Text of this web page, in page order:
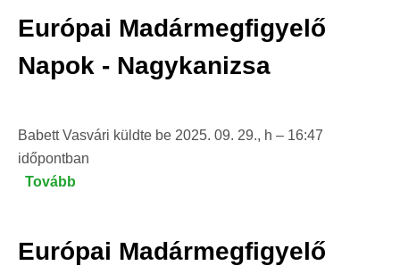
Európai Madármegfigyelő
Napok - Nagykanizsa
Babett Vasvári küldte be 2025. 09. 29., h – 16:47
időpontban
Tovább
-
Európai Madármegfigyelő